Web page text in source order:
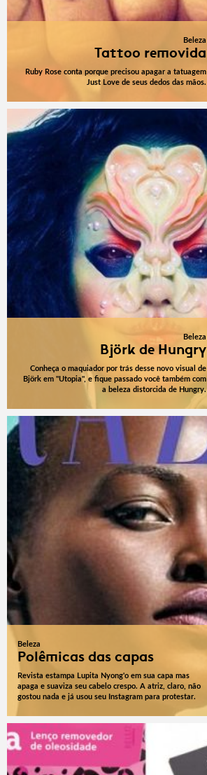
Beleza
Tattoo removida
Ruby Rose conta porque precisou apagar a tatuagem
Just Love de seus dedos das mãos.
Beleza
Björk de Hungry
Conheça o maquiador por trás desse novo visual de
Björk em "Utopia", e fique passado você também com
a beleza distorcida de Hungry.
Beleza
Polêmicas das capas
Revista estampa Lupita Nyong'o em sua capa mas
apaga e suaviza seu cabelo crespo. A atriz, claro, não
gostou nada e já usou seu Instagram para protestar.